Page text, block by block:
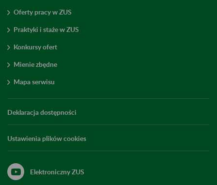
Oferty pracy w ZUS
Praktyki i staże w ZUS
Konkursy ofert
Mienie zbędne
Mapa serwisu
Deklaracja dostępności
Ustawienia plików cookies
Elektroniczny ZUS